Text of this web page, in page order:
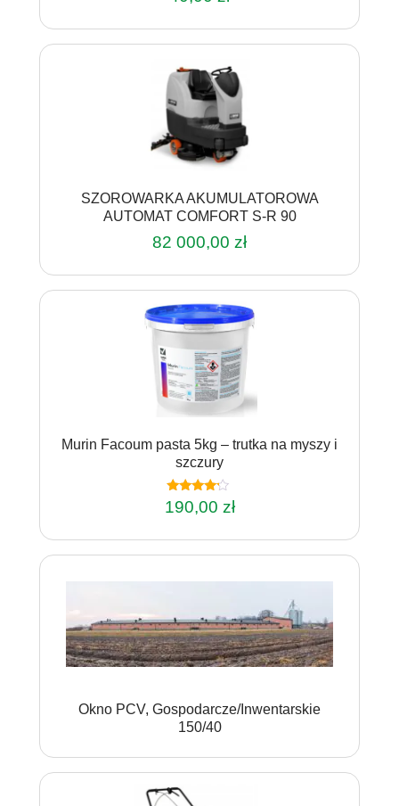
SZOROWARKA AKUMULATOROWA
AUTOMAT COMFORT S-R 90
82 000,00 zł
Murin Facoum pasta 5kg – trutka na myszy i
szczury
Oceniono
4.00
190,00 zł
Okno PCV, Gospodarcze/Inwentarskie
150/40